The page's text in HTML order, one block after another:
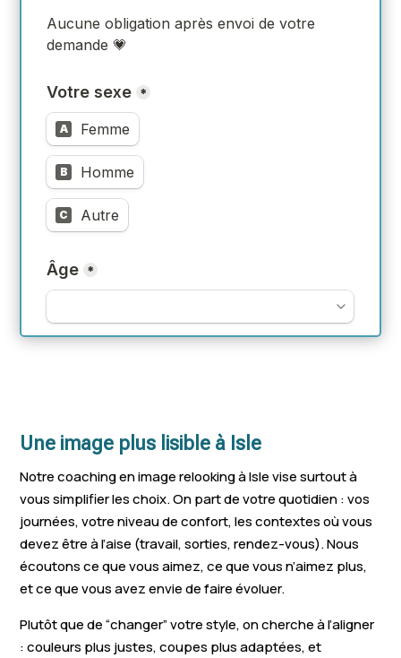
Une image plus lisible à Isle
Notre coaching en image relooking à Isle vise surtout à
vous simplifier les choix. On part de votre quotidien : vos
journées, votre niveau de confort, les contextes où vous
devez être à l’aise (travail, sorties, rendez-vous). Nous
écoutons ce que vous aimez, ce que vous n’aimez plus,
et ce que vous avez envie de faire évoluer.
Plutôt que de “changer” votre style, on cherche à l’aligner
: couleurs plus justes, coupes plus adaptées, et